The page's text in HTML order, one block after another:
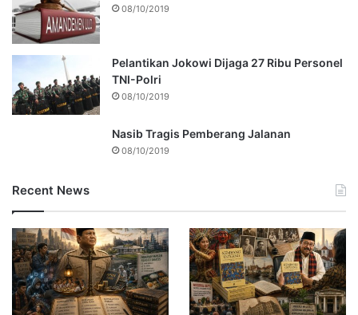
08/10/2019
Pelantikan Jokowi Dijaga 27 Ribu Personel
TNI-Polri
08/10/2019
Nasib Tragis Pemberang Jalanan
08/10/2019
Recent News